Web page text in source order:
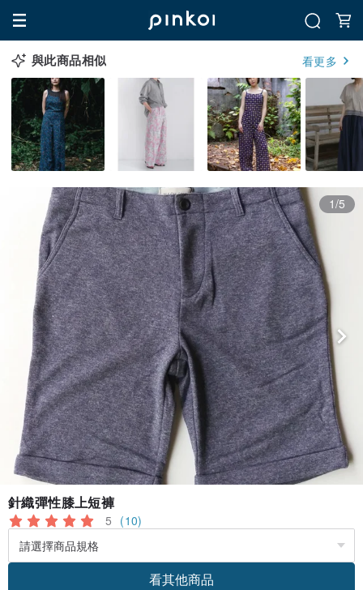
與此商品相似 看更多
1/5
針織彈性膝上短褲
5 (10)
看其他商品